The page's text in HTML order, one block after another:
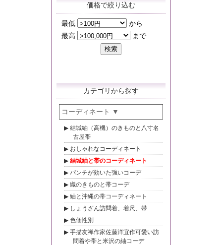
価格で絞り込む
カテゴリから探す
コーディネート
結城紬（高機）のきものと八寸名
古屋帯
おしゃれなコーディネート
結城紬と帯のコーディネート
パンチが効いた強いコーデ
織のきものと帯コーデ
紬と沖縄の帯コーディネート
しょうざん訪問着、着尺、帯
色個性別
手描友禅作家佐藤洋宜作可愛い訪
問着や帯と米沢の紬コーデ